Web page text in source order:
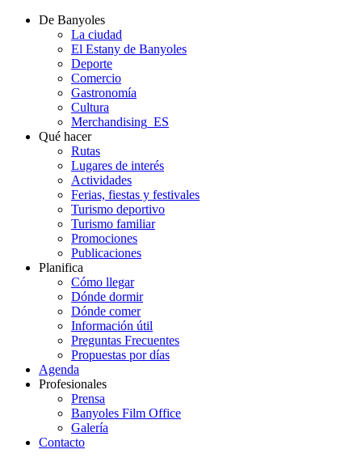
De Banyoles
La ciudad
El Estany de Banyoles
Deporte
Comercio
Gastronomía
Cultura
Merchandising_ES
Qué hacer
Rutas
Lugares de interés
Actividades
Ferias, fiestas y festivales
Turismo deportivo
Turismo familiar
Promociones
Publicaciones
Planifica
Cómo llegar
Dónde dormir
Dónde comer
Información útil
Preguntas Frecuentes
Propuestas por días
Agenda
Profesionales
Prensa
Banyoles Film Office
Galería
Contacto